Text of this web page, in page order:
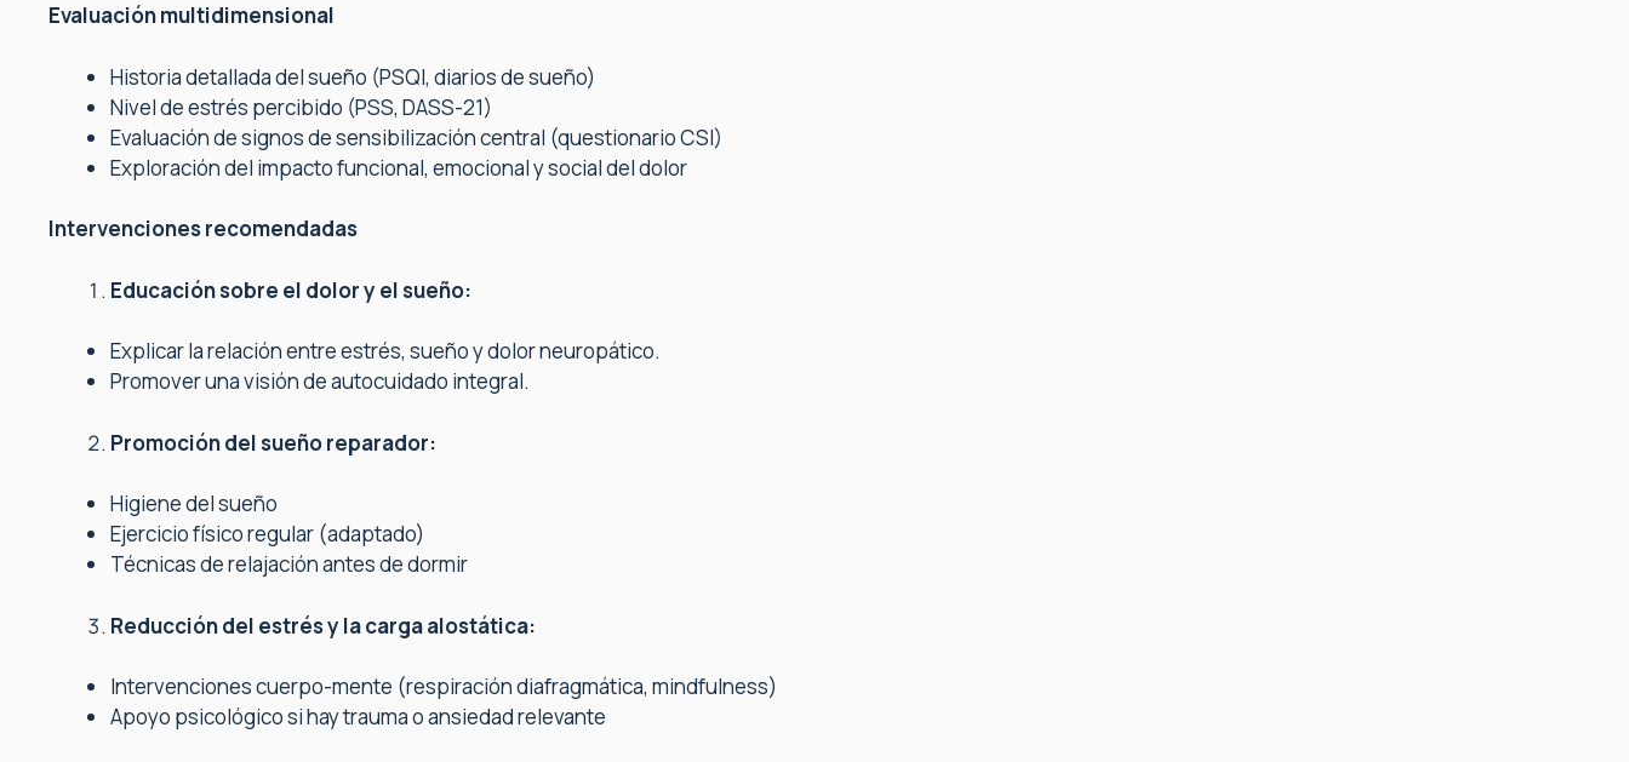
Evaluación multidimensional
Historia detallada del sueño (PSQI, diarios de sueño)
Nivel de estrés percibido (PSS, DASS-21)
Evaluación de signos de sensibilización central (questionario CSI)
Exploración del impacto funcional, emocional y social del dolor
Intervenciones recomendadas
Educación sobre el dolor y el sueño:
Explicar la relación entre estrés, sueño y dolor neuropático.
Promover una visión de autocuidado integral.
Promoción del sueño reparador:
Higiene del sueño
Ejercicio físico regular (adaptado)
Técnicas de relajación antes de dormir
Reducción del estrés y la carga alostática:
Intervenciones cuerpo-mente (respiración diafragmática, mindfulness)
Apoyo psicológico si hay trauma o ansiedad relevante